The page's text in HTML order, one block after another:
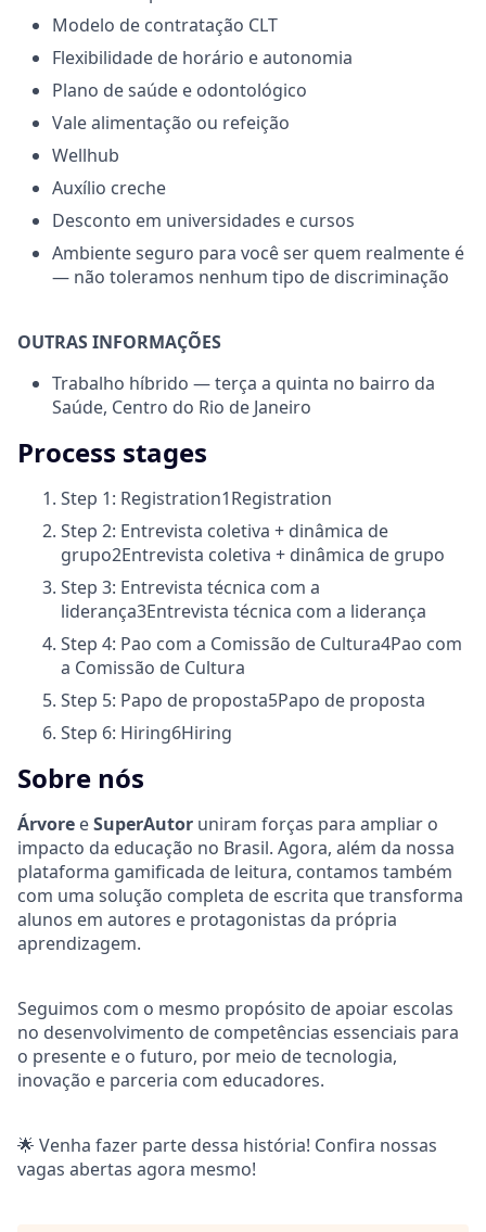
Modelo de contratação CLT
Flexibilidade de horário e autonomia
Plano de saúde e odontológico
Vale alimentação ou refeição
Wellhub
Auxílio creche
Desconto em universidades e cursos
Ambiente seguro para você ser quem realmente é
— não toleramos nenhum tipo de discriminação
OUTRAS INFORMAÇÕES
Trabalho híbrido — terça a quinta no bairro da
Saúde, Centro do Rio de Janeiro
Process stages
Step 1: Registration1Registration
Step 2: Entrevista coletiva + dinâmica de
grupo2Entrevista coletiva + dinâmica de grupo
Step 3: Entrevista técnica com a
liderança3Entrevista técnica com a liderança
Step 4: Pao com a Comissão de Cultura4Pao com
a Comissão de Cultura
Step 5: Papo de proposta5Papo de proposta
Step 6: Hiring6Hiring
Sobre nós
Árvore eSuperAutor uniram forças para ampliar o
impacto da educação no Brasil. Agora, além da nossa
plataforma gamificada de leitura, contamos também
com uma solução completa de escrita que transforma
alunos em autores e protagonistas da própria
aprendizagem.
Seguimos com o mesmo propósito de apoiar escolas
no desenvolvimento de competências essenciais para
o presente e o futuro, por meio de tecnologia,
inovação e parceria com educadores.
🌟 Venha fazer parte dessa história! Confira nossas
vagas abertas agora mesmo!